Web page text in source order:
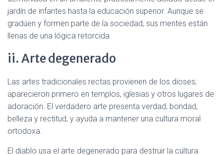
jardín de infantes hasta la educación superior. Aunque se
gradúen y formen parte de la sociedad, sus mentes están
llenas de una lógica retorcida.
ii. Arte degenerado
Las artes tradicionales rectas provienen de los dioses;
aparecieron primero en templos, iglesias y otros lugares de
adoración. El verdadero arte presenta verdad, bondad,
belleza y rectitud, y ayuda a mantener una cultura moral
ortodoxa.
El diablo usa el arte degenerado para destruir la cultura